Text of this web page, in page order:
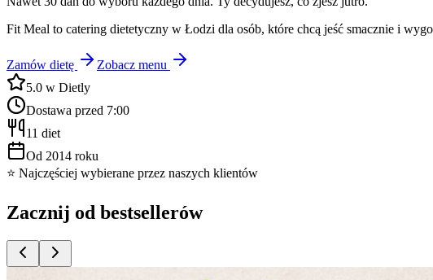
Fit Meal to catering dietetyczny w Łodzi dla osób, które chcą jeść smacznie i
Zamów dietę
Zobacz menu
5.0 w Dietly
Dostawa przed 7:00
11 diet
Od 2014 roku
⭐ Najczęściej wybierane przez naszych klientów
Zacznij od bestsellerów